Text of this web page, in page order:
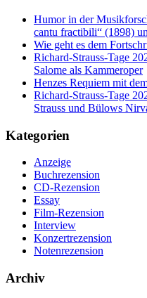
Humor in der
cantu fractibili“ (1898)
Wie geht es dem
Richard-Strauss-Tage
Salome als Kammeroper
Henzes Requiem mit
Richard-Strauss-Tage
Strauss und Bülows
Kategorien
Anzeige
Buchrezension
CD-Rezension
Essay
Film-Rezension
Interview
Konzertrezension
Notenrezension
Archiv